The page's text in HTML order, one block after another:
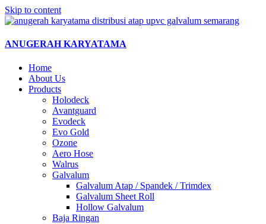
Skip to content
ANUGERAH KARYATAMA
Home
About Us
Products
Holodeck
Avantguard
Evodeck
Evo Gold
Ozone
Aero Hose
Walrus
Galvalum
Galvalum Atap / Spandek / Trimdex
Galvalum Sheet Roll
Hollow Galvalum
Baja Ringan